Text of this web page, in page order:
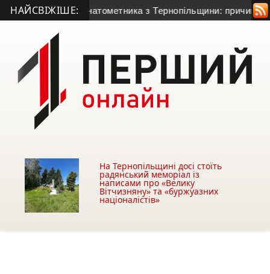
НАЙСВІЖІШЕ:
річного гранатометника з Тернопільщини: причина смерті
На Тернопільщині досі стоїть
радянський меморіал із
написами про «Велику
Вітчизняну» та «буржуазних
націоналістів»